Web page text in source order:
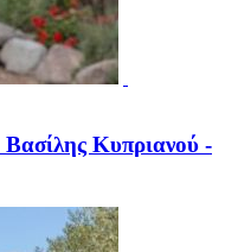
Κυπριανού -